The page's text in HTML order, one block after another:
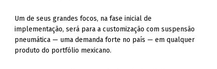
Um de seus grandes focos, na fase inicial de
implementação, será para a customização com suspensão
pneumática — uma demanda forte no país — em qualquer
produto do portfólio mexicano.